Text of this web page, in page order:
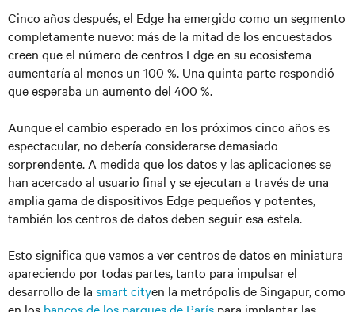
Cinco años después, el Edge ha emergido como un segmento
completamente nuevo: más de la mitad de los encuestados
creen que el número de centros Edge en su ecosistema
aumentaría al menos un 100 %. Una quinta parte respondió
que esperaba un aumento del 400 %.
Aunque el cambio esperado en los próximos cinco años es
espectacular, no debería considerarse demasiado
sorprendente. A medida que los datos y las aplicaciones se
han acercado al usuario final y se ejecutan a través de una
amplia gama de dispositivos Edge pequeños y potentes,
también los centros de datos deben seguir esa estela.
Esto significa que vamos a ver centros de datos en miniatura
apareciendo por todas partes, tanto para impulsar el
desarrollo de la smart cityen la metrópolis de Singapur, como